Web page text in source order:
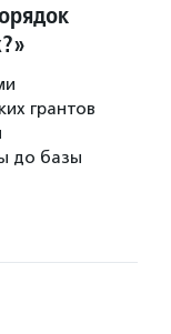
грантов
до базы